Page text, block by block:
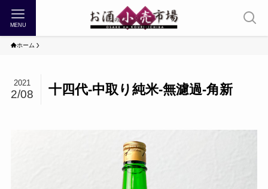
MENU
ホーム
十四代-中取り純米-無濾過-角新
2021
2/08